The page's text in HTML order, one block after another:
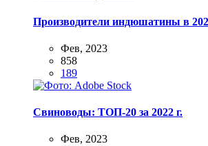
Производители индюшатины в
Фев, 2023
858
189
Свиноводы: ТОП-20 за 2022 г.
Фев, 2023